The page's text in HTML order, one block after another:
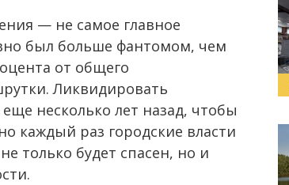
— не самое главное
был больше фантомом, чем
от общего
Ликвидировать
несколько лет назад, чтобы
каждый раз городские власти
только будет спасен, но и